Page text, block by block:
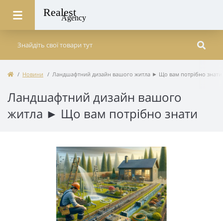
Новини Ландшафтний дизайн вашого житла ► Що вам потрібно знати
Ландшафтний дизайн вашого
житла ► Що вам потрібно знати